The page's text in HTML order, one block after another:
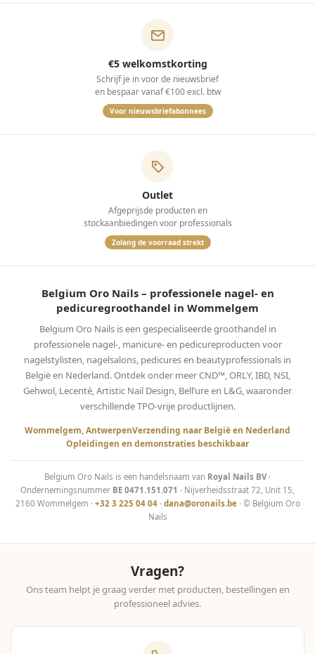
€5 welkomstkorting
Schrijf je in voor de nieuwsbrief
en bespaar vanaf €100 excl. btw
Voor nieuwsbriefabonnees
Outlet
Afgeprijsde producten en
stockaanbiedingen voor professionals
Zolang de voorraad strekt
Belgium Oro Nails – professionele nagel- en
pedicuregroothandel in Wommelgem
Belgium Oro Nails is een gespecialiseerde groothandel in
professionele nagel-, manicure- en pedicureproducten voor
nagelstylisten, nagelsalons, pedicures en beautyprofessionals in
België en Nederland. Ontdek onder meer CND™, ORLY, IBD, NSI,
Gehwol, Lecenté, Artistic Nail Design, Bell’ure en L&G, waaronder
verschillende TPO-vrije productlijnen.
Wommelgem, AntwerpenVerzending naar België en Nederland
Opleidingen en demonstraties beschikbaar
Belgium Oro Nails is een handelsnaam van Royal Nails BV·
Ondernemingsnummer BE 0471.151.071 · Nijverheidsstraat 72, Unit 15,
2160 Wommelgem · +32 3 225 04 04· dana@oronails.be· © Belgium Oro
Nails
Vragen?
Ons team helpt je graag verder met producten, bestellingen en
professioneel advies.